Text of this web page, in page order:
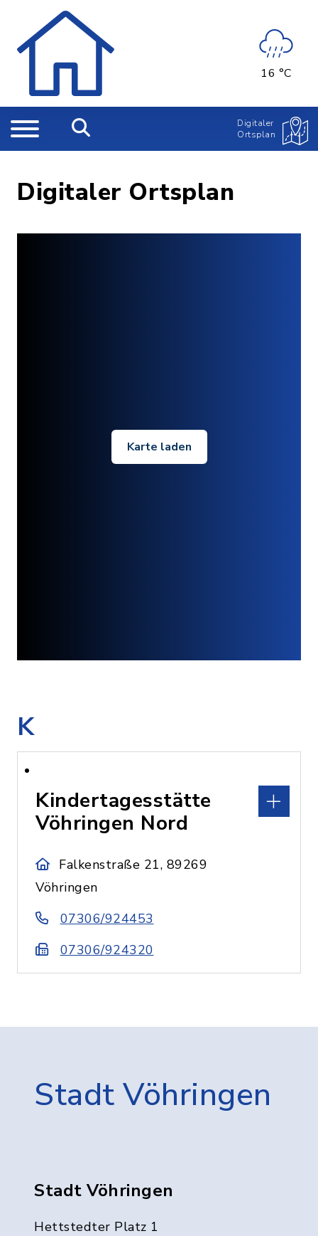
16 °C
Digitaler
Ortsplan
Digitaler Ortsplan
Karte laden
K
Kindertagesstätte
Vöhringen Nord
Falkenstraße 21, 89269
Vöhringen
07306/924453
07306/924320
Stadt Vöhringen
Stadt Vöhringen
Hettstedter Platz 1